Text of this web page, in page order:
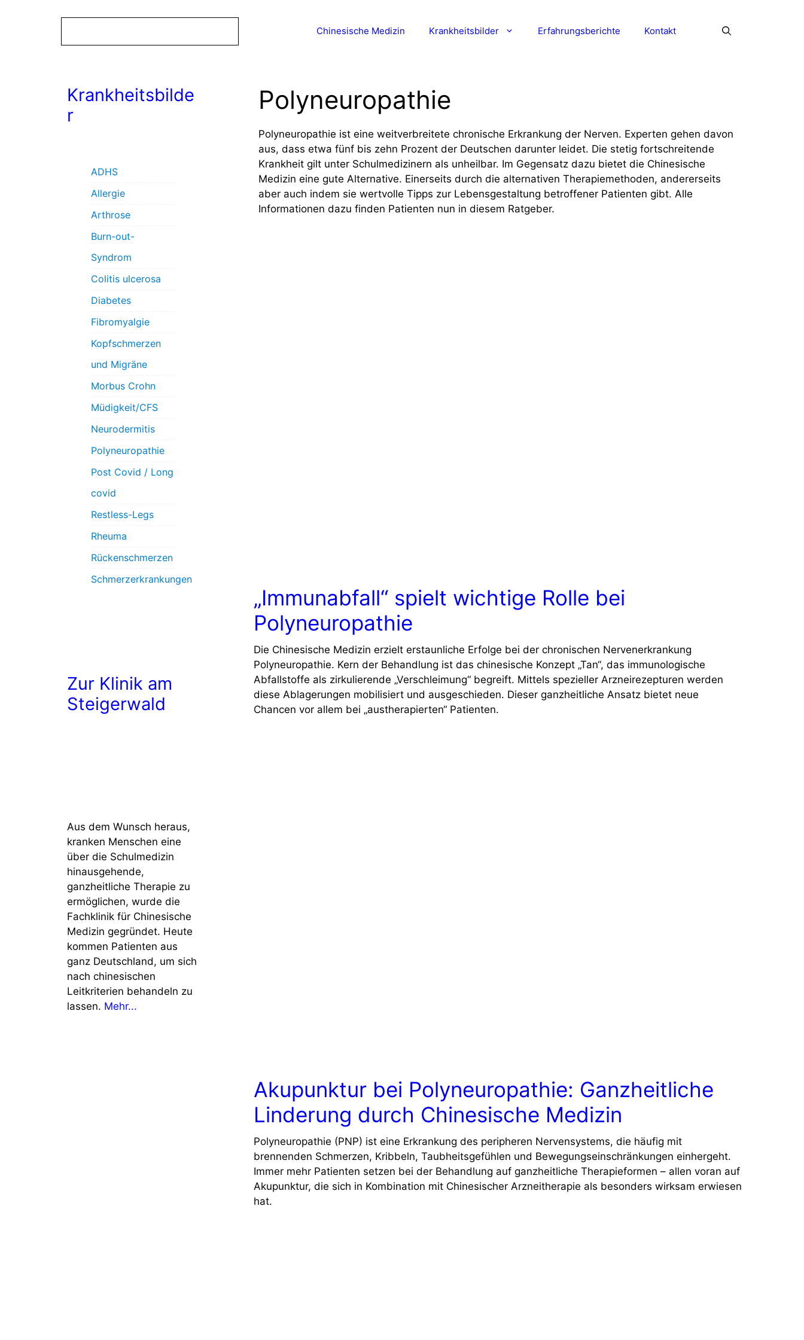
Chinesische Medizin Krankheitsbilder Erfahrungsberichte Kontakt
Polyneuropathie
Polyneuropathie ist eine weitverbreitete chronische Erkrankung der Nerven. Experten gehen davon
aus, dass etwa fünf bis zehn Prozent der Deutschen darunter leidet. Die stetig fortschreitende
Krankheit gilt unter Schulmedizinern als unheilbar. Im Gegensatz dazu bietet die Chinesische
Medizin eine gute Alternative. Einerseits durch die alternativen Therapiemethoden, andererseits
aber auch indem sie wertvolle Tipps zur Lebensgestaltung betroffener Patienten gibt. Alle
Informationen dazu finden Patienten nun in diesem Ratgeber.
„Immunabfall“ spielt wichtige Rolle bei
Polyneuropathie
Die Chinesische Medizin erzielt erstaunliche Erfolge bei der chronischen Nervenerkrankung
Polyneuropathie. Kern der Behandlung ist das chinesische Konzept „Tan“, das immunologische
Abfallstoffe als zirkulierende „Verschleimung“ begreift. Mittels spezieller Arzneirezepturen werden
diese Ablagerungen mobilisiert und ausgeschieden. Dieser ganzheitliche Ansatz bietet neue
Chancen vor allem bei „austherapierten“ Patienten.
Akupunktur bei Polyneuropathie: Ganzheitliche
Linderung durch Chinesische Medizin
Polyneuropathie (PNP) ist eine Erkrankung des peripheren Nervensystems, die häufig mit
brennenden Schmerzen, Kribbeln, Taubheitsgefühlen und Bewegungseinschränkungen einhergeht.
Immer mehr Patienten setzen bei der Behandlung auf ganzheitliche Therapieformen – allen voran auf
Akupunktur, die sich in Kombination mit Chinesischer Arzneitherapie als besonders wirksam erwiesen
hat.
Krankheitsbilde
r
ADHS
Allergie
Arthrose
Burn-out-
Syndrom
Colitis ulcerosa
Diabetes
Fibromyalgie
Kopfschmerzen
und Migräne
Morbus Crohn
Müdigkeit/CFS
Neurodermitis
Polyneuropathie
Post Covid / Long
covid
Restless-Legs
Rheuma
Rückenschmerzen
Schmerzerkrankungen
Zur Klinik am
Steigerwald
Aus dem Wunsch heraus,
kranken Menschen eine
über die Schulmedizin
hinausgehende,
ganzheitliche Therapie zu
ermöglichen, wurde die
Fachklinik für Chinesische
Medizin gegründet. Heute
kommen Patienten aus
ganz Deutschland, um sich
nach chinesischen
Leitkriterien behandeln zu
lassen. Mehr...